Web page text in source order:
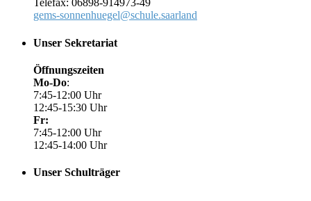
Telefax: 06898-914973-49
gems-sonnenhuegel@schule.saarland
Unser Sekretariat
Öffnungszeiten
Mo-Do:
7:45-12:00 Uhr
12:45-15:30 Uhr
Fr:
7:45-12:00 Uhr
12:45-14:00 Uhr
Unser Schulträger